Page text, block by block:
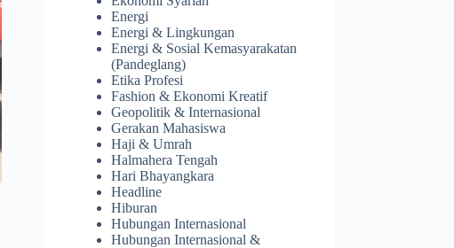
Energi
Energi & Lingkungan
Energi & Sosial Kemasyarakatan
(Pandeglang)
Etika Profesi
Fashion & Ekonomi Kreatif
Geopolitik & Internasional
Gerakan Mahasiswa
Haji & Umrah
Halmahera Tengah
Hari Bhayangkara
Headline
Hiburan
Hubungan Internasional
Hubungan Internasional &